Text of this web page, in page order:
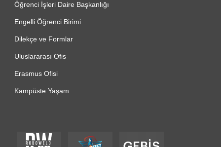
Öğrenci İşleri Daire Başkanlığı
Engelli Öğrenci Birimi
Dilekçe ve Formlar
Uluslararası Ofis
Erasmus Ofisi
Kampüste Yaşam